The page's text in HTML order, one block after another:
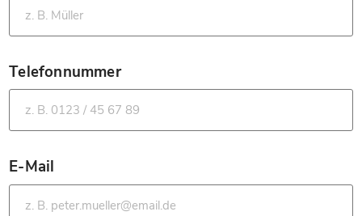
Telefonnummer
*
E-Mail
*